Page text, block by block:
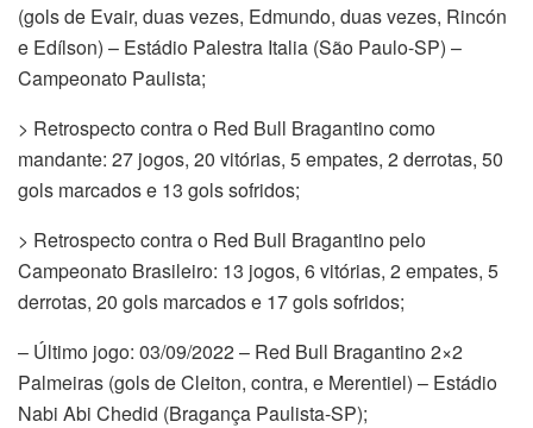
(gols de Evair, duas vezes, Edmundo, duas vezes, Rincón
e Edílson) – Estádio Palestra Italia (São Paulo-SP) –
Campeonato Paulista;
> Retrospecto contra o Red Bull Bragantino como
mandante: 27 jogos, 20 vitórias, 5 empates, 2 derrotas, 50
gols marcados e 13 gols sofridos;
> Retrospecto contra o Red Bull Bragantino pelo
Campeonato Brasileiro: 13 jogos, 6 vitórias, 2 empates, 5
derrotas, 20 gols marcados e 17 gols sofridos;
– Último jogo: 03/09/2022 – Red Bull Bragantino 2×2
Palmeiras (gols de Cleiton, contra, e Merentiel) – Estádio
Nabi Abi Chedid (Bragança Paulista-SP);